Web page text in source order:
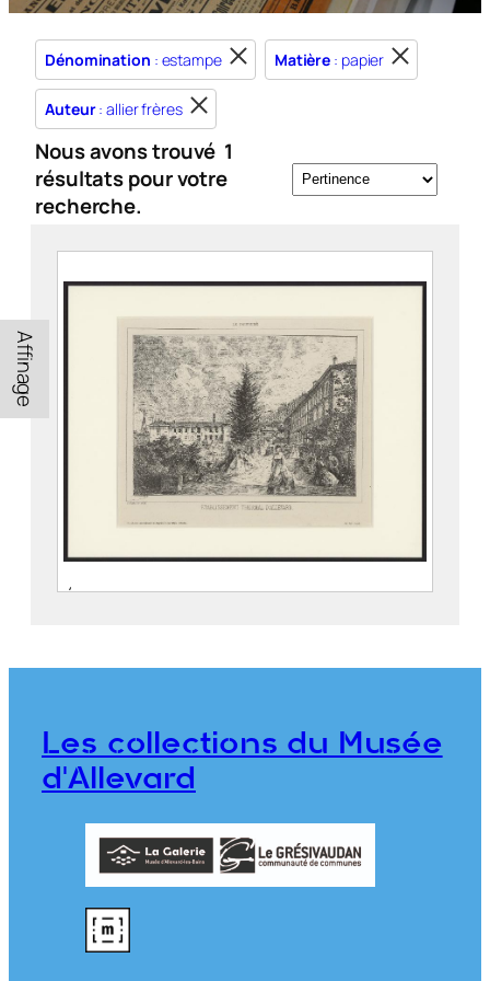
Dénomination : estampe Matière : papier
Auteur: allier frères
Nous avons trouvé 1
résultats pour votre
recherche.
Affinage
Établissement thermal d’Allevard
(Vienne, 12 décembre 1841 –
ALLIER FRÈRES
976.7.5
Les collections du Musée
d'Allevard